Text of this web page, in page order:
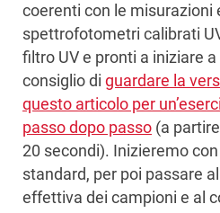
coerenti con le
spettrofotometri calibrati
filtro UV e pronti a iniziare
consiglio di guardare la
questo articolo per
passo dopo passo (a
20 secondi). Inizieremo
standard, per poi passare
effettiva dei campioni e al